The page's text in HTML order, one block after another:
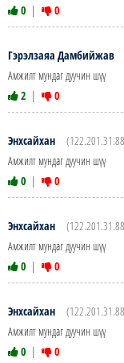
0 | 0
Гэрэлзаяа Дамбийжав
Амжилт мундаг дуучин шүү
2 | 0
Энхсайхан
Амжилт мундаг дуучин шүү
0 | 0
Энхсайхан
Амжилт мундаг дуучин шүү
0 | 0
Энхсайхан
Амжилт мундаг дуучин шүү
0 | 0